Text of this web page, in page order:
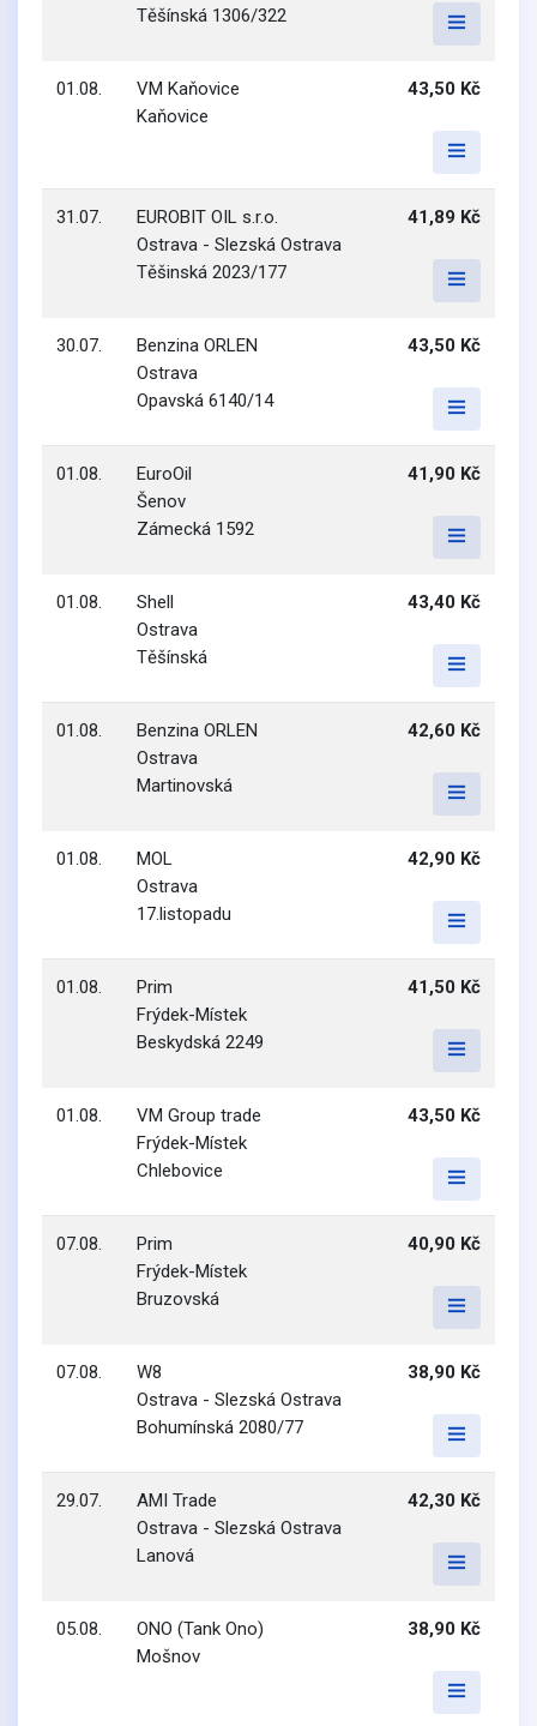
Těšínská 1306/322
01.08.
VM Kaňovice
Kaňovice
43,50 Kč
31.07.
EUROBIT OIL s.r.o.
Ostrava - Slezská Ostrava
Těšinská 2023/177
41,89 Kč
30.07.
Benzina ORLEN
Ostrava
Opavská 6140/14
43,50 Kč
01.08.
EuroOil
Šenov
Zámecká 1592
41,90 Kč
01.08.
Shell
Ostrava
Těšínská
43,40 Kč
01.08.
Benzina ORLEN
Ostrava
Martinovská
42,60 Kč
01.08.
MOL
Ostrava
17.listopadu
42,90 Kč
01.08.
Prim
Frýdek-Místek
Beskydská 2249
41,50 Kč
01.08.
VM Group trade
Frýdek-Místek
Chlebovice
43,50 Kč
07.08.
Prim
Frýdek-Místek
Bruzovská
40,90 Kč
07.08.
W8
Ostrava - Slezská Ostrava
Bohumínská 2080/77
38,90 Kč
29.07.
AMI Trade
Ostrava - Slezská Ostrava
Lanová
42,30 Kč
05.08.
ONO (Tank Ono)
Mošnov
38,90 Kč